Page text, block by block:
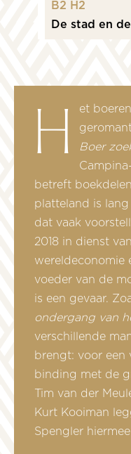
B2 H2
De stad en
Het boerenleven wordt vaak
Boer
betreft
platteland is
dat vaak
2018 in dienst
wereldeconomie
voeder van de
is een gevaar.
ondergang van
verschillende
brengt: voor een
binding met de
Tim van der
Kurt Kooiman
Spengler